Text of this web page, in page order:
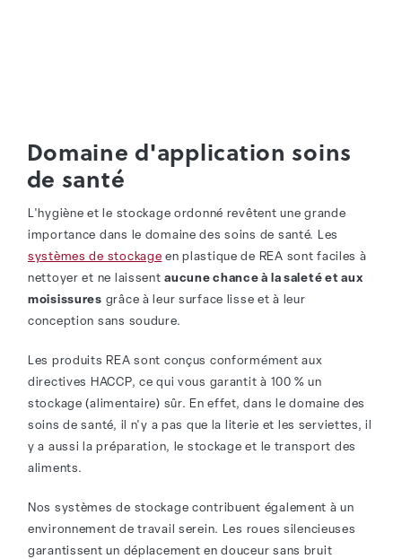
Domaine d'application soins
de santé
L'hygiène et le stockage ordonné revêtent une grande
importance dans le domaine des soins de santé. Les
systèmes de stockage en plastique de REA sont faciles à
nettoyer et ne laissentaucune chance à la saleté et aux
moisissures grâce à leur surface lisse et à leur
conception sans soudure.
Les produits REA sont conçus conformément aux
directives HACCP, ce qui vous garantit à 100 % un
stockage (alimentaire) sûr. En effet, dans le domaine des
soins de santé, il n'y a pas que la literie et les serviettes, il
y a aussi la préparation, le stockage et le transport des
aliments.
Nos systèmes de stockage contribuent également à un
environnement de travail serein. Les roues silencieuses
garantissent un déplacement en douceur sans bruit